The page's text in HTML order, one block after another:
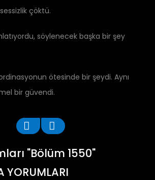
çöktü.
söylenecek başka bir şey
ötesinde bir şeydi. Aynı
bir güvendi.
"Bölüm 1550"
YORUMLARI